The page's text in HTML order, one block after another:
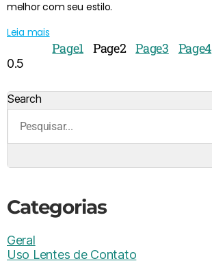
melhor com seu estilo.
Leia mais
Page1 Page2 Page3 Page4
Search
Categorias
Geral
Uso Lentes de Contato